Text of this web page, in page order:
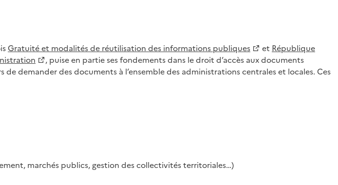
Gratuité et modalités de réutilisation des informations publiques et République
, puise en partie ses fondements dans le droit d’accès aux documents
de demander des documents à l’ensemble des administrations centrales et locales. Ces
marchés publics, gestion des collectivités territoriales…)